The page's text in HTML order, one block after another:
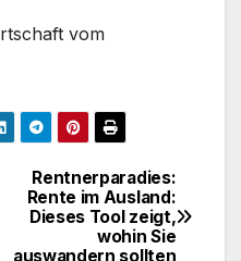
vom
Rentnerparadies:
Rente im Ausland:
Dieses Tool zeigt,
wohin Sie
auswandern sollten